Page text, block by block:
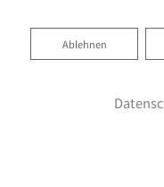
Ihr Partner für
Ablehnen
Ablehnen